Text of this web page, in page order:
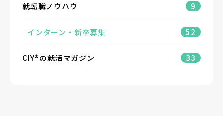
就転職ノウハウ 9
インターン・新卒募集 52
CIY®の就活マガジン 33